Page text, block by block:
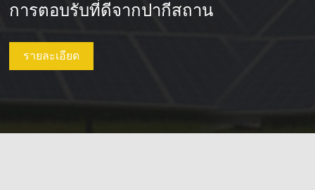
การตอบรับที่ดีจากปากีสถาน
รายละเอียด